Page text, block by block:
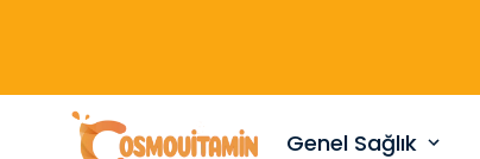
Genel Sağlık